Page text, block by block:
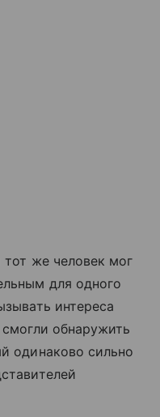
же человек мог
для одного
интереса
обнаружить
одинаково сильно